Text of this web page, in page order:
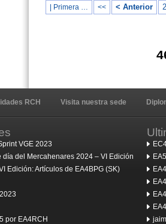
| Primera … << < Anterior
RCH Visita nuestra sede
VGE 2023
día del Mercahenares 2024 – VI Edición
Edición: Artículos de EA4BPG (SK)
por EA4RCH